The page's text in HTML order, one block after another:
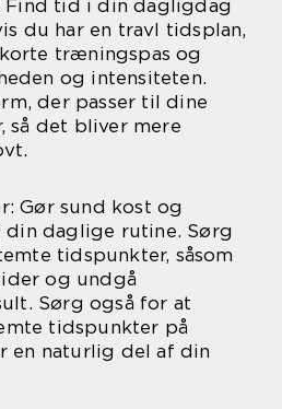
Find tid i din dagligdag
du har en travl tidsplan,
træningspas og
og intensiteten.
der passer til dine
så det bliver mere
Gør sund kost og
daglige rutine. Sørg
tidspunkter, såsom
og undgå
Sørg også for at
tidspunkter på
en naturlig del af din